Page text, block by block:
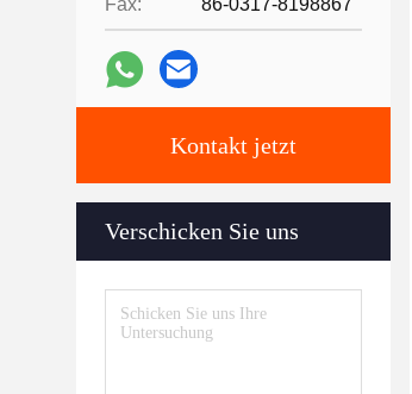
Fax: 86-0317-8198867
Kontakt jetzt
Verschicken Sie uns